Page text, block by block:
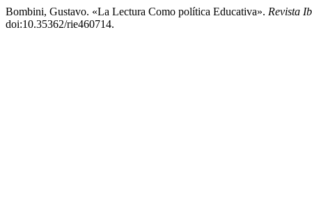
Bombini, Gustavo. «La Lectura Como política Educativa». Revista
doi:10.35362/rie460714.